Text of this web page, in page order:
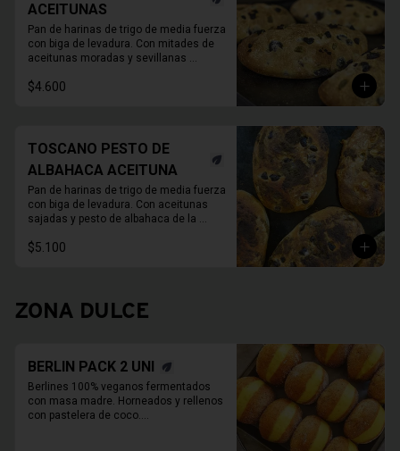
ACEITUNAS
Pan de harinas de trigo de media fuerza
con biga de levadura. Con mitades de
aceitunas moradas y sevillanas
$4.600
TOSCANO PESTO DE
ALBAHACA ACEITUNA
Pan de harinas de trigo de media fuerza
con biga de levadura. Con aceitunas
sajadas y pesto de albahaca de la
almendras, ajo y aceite de oliva.
$5.100
ZONA DULCE
BERLIN PACK 2 UNI
Berlines 100% veganos fermentados
con masa madre. Horneados y rellenos
con pastelera de coco.